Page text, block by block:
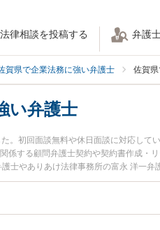
法律相談を投稿する 弁護
賀県で企業法務に強い弁護士 佐賀
い弁護士
。初回面談無料や休日面談に対応して
係する顧問弁護士契約や契約書作成・
士やありあけ法律事務所の富永 洋一
発生した不動産・建設業界のトラブル
設業界を法律相談できる佐賀県内の弁